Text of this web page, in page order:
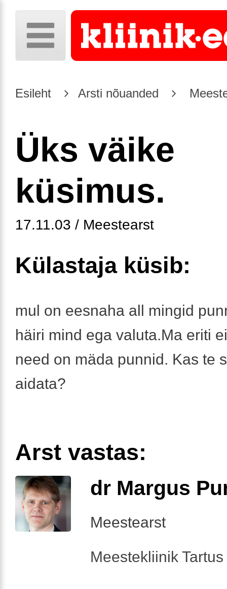
Esileht Arsti nõuanded
Üks väike
küsimus.
17.11.03 / Meestearst
Külastaja küsib:
mul on eesnaha all mingid
häiri mind ega valuta.Ma eriti
need on mäda punnid. Kas te
aidata?
Arst vastas:
dr Margus
Meestearst
Meestekliinik